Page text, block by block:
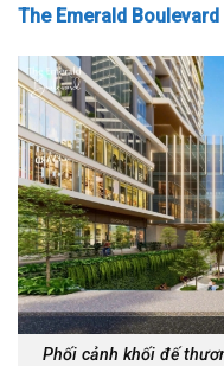
The Emerald Boulevard
Phối cảnh khối đế